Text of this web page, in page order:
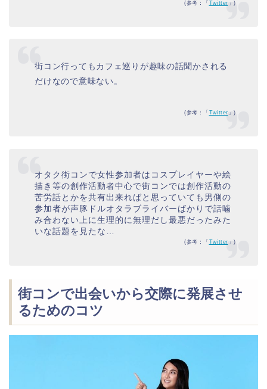
(参考：「 Twitter 」)
街コン行ってもカフェ巡りが趣味の話聞かされる
だけなので意味ない。
(参考：「 Twitter 」)
オタク街コンで女性参加者はコスプレイヤーや絵
描き等の創作活動者中心で街コンでは創作活動の
苦労話とかを共有出来ればと思っていても男側の
参加者が声豚ドルオタラブライバーばかりで話噛
み合わない上に生理的に無理だし最悪だったみた
いな話題を見たな…
(参考：「 Twitter 」)
街コンで出会いから交際に発展させ
るためのコツ